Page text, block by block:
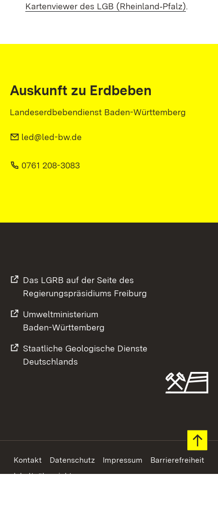
Kartenviewer des LGB (Rheinland‑Pfalz).
Auskunft zu Erdbeben
Landeserdbebendienst Baden-Württemberg
led@led-bw.de
0761 208-3083
Das LGRB auf der Seite des
Regierungspräsidiums Freiburg
Umweltministerium
Baden-Württemberg
Staatliche Geologische Dienste
Deutschlands
Footer
Kontakt Datenschutz Impressum
Barrierefreiheit
Inhaltsübersicht